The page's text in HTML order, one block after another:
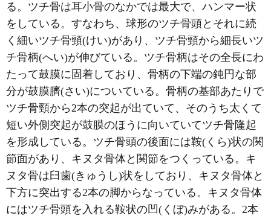
る。ツチ骨は耳小骨のなかでは最大で、ハンマー状
をしている。すなわち、球形のツチ骨頭とそれに続
く細いツチ骨頸(けい)があり、ツチ骨頸から細長いツ
チ骨柄(へい)が伸びている。ツチ骨柄はその全長にわ
たって鼓膜に固着しており、骨柄の下端の鈍円な部
分が鼓膜臍(さい)についている。骨柄の基部あたりで
ツチ骨頸から2本の突起が出ていて、そのうち太くて
短い外側突起が鼓膜のほうに向いていてツチ骨隆起
を形成している。ツチ骨頭の後面には鞍(くら)状の関
節面があり、キヌタ骨体と関節をつくっている。キ
ヌタ骨は臼歯(きゅうし)状をしており、キヌタ骨体と
下方に突出する2本の脚からなっている。キヌタ骨体
にはツチ骨頭を入れる鞍状の凹(くぼ)みがある。2本